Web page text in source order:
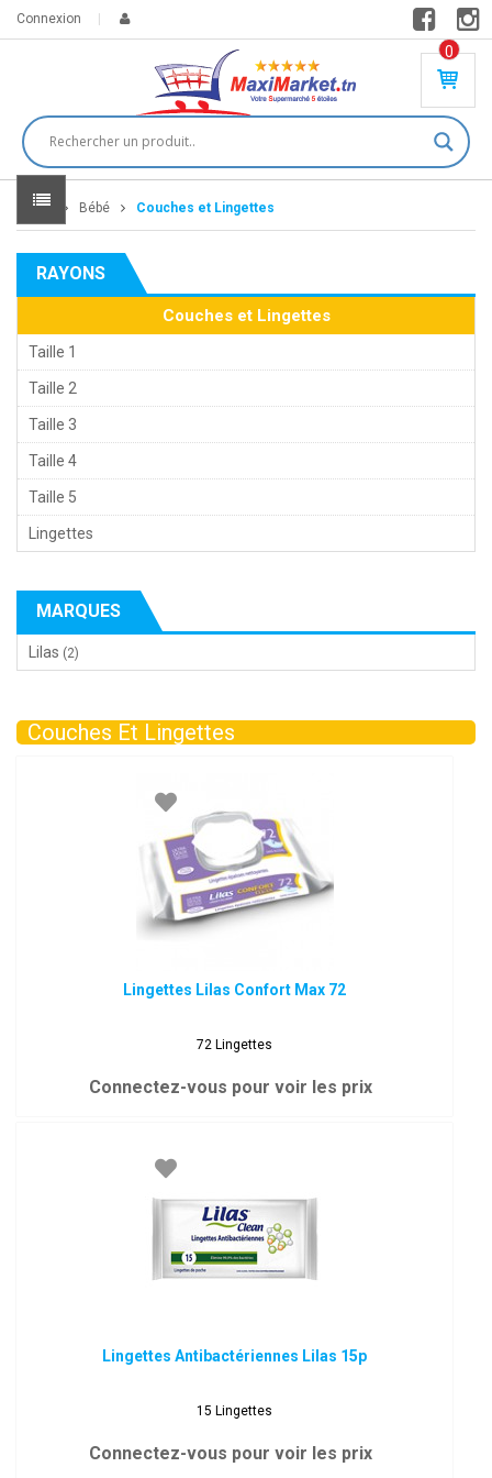
Connexion
0
PR
DU
IT(
S)
DT
Home Bébé Couches et Lingettes
RAYONS
Couches et Lingettes
Taille 1
Taille 2
Taille 3
Taille 4
Taille 5
Lingettes
MARQUES
Lilas (2)
Couches Et Lingettes
Lingettes Lilas Confort Max 72
72 Lingettes
Connectez-vous pour voir les prix
Lingettes Antibactériennes Lilas 15p
15 Lingettes
Connectez-vous pour voir les prix